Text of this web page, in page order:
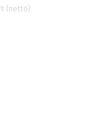
(nettó)